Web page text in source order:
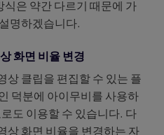
은 약간 다르기 때문에 가
명하겠습니다.
화면 비율 변경
상 클립을 편집할 수 있는 플
덕분에 아이무비를 사용하
도 이용할 수 있습니다. 다
상 화면 비율을 변경하는 자